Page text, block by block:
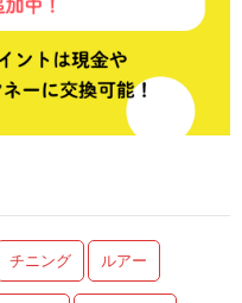
チニング ルアー